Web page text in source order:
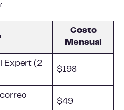
Costo
Mensual
Expert (2
$198
$49